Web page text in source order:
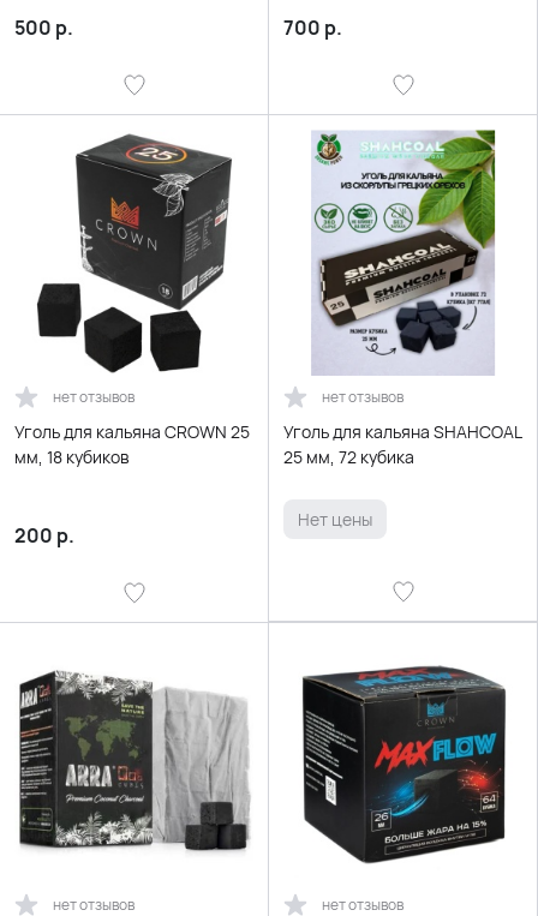
500 р. 700 р.
нет отзывов
Уголь для кальяна CROWN 25
мм, 18 кубиков
200 р.
нет отзывов
Уголь для кальяна SHAHCOAL
25 мм, 72 кубика
Нет цены
нет отзывов нет отзывов